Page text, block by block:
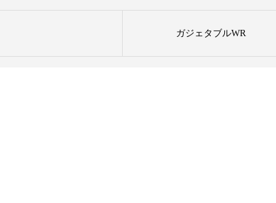
ガジェタブルWR